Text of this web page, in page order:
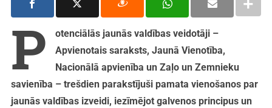
P
otenciālās jaunās valdības veidotāji –
Apvienotais saraksts, Jaunā Vienotība,
Nacionālā apvienība un Zaļo un Zemnieku
savienība – trešdien parakstījuši pamata vienošanos par
jaunās valdības izveidi, iezīmējot galvenos principus un